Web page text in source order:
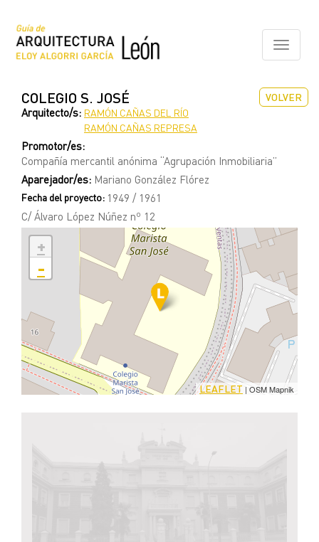
contenido
principal
Toggle
VOLVER
COLEGIO S. JOSÉ
Arquitecto/s: RAMÓN CAÑAS DEL RÍO
RAMÓN CAÑAS REPRESA
Promotor/es:
Compañía mercantil anónima “Agrupación Inmobiliaria”
Aparejador/es: Mariano González Flórez
Fecha del proyecto: 1949 / 1961
C/ Álvaro López Núñez nº 12
+
-
LEAFLET | OSM Mapnik